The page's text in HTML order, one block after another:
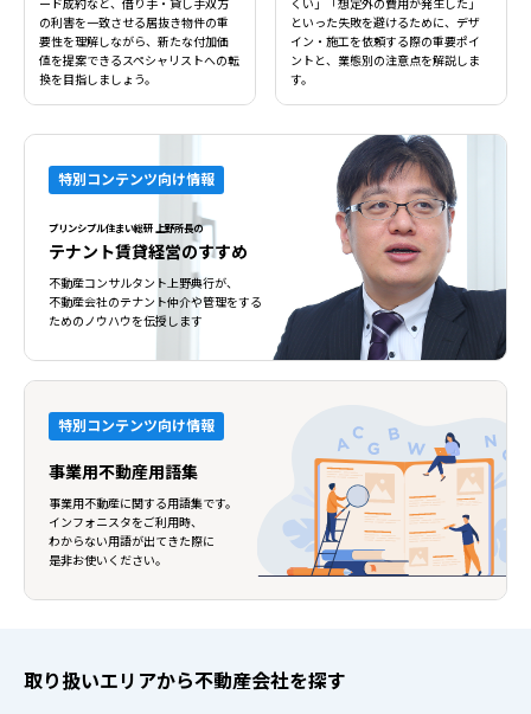
ード成約など、借り手・貸し手双方
の利害を一致させる居抜き物件の重
要性を理解しながら、新たな付加価
値を提案できるスペシャリストへの転
換を目指しましょう。
くい」「想定外の費用が発生した」
といった失敗を避けるために、デザ
イン・施工を依頼する際の重要ポイ
ントと、業態別の注意点を解説しま
す。
特別コンテンツ向け情報
プリンシプル住まい総研 上野所長の
テナント賃貸経営のすすめ
不動産コンサルタント上野典行が、
不動産会社のテナント仲介や管理をする
ためのノウハウを伝授します
特別コンテンツ向け情報
事業用不動産用語集
事業用不動産に関する用語集です。
インフォニスタをご利用時、
わからない用語が出てきた際に
是非お使いください。
取り扱いエリアから不動産会社を探す